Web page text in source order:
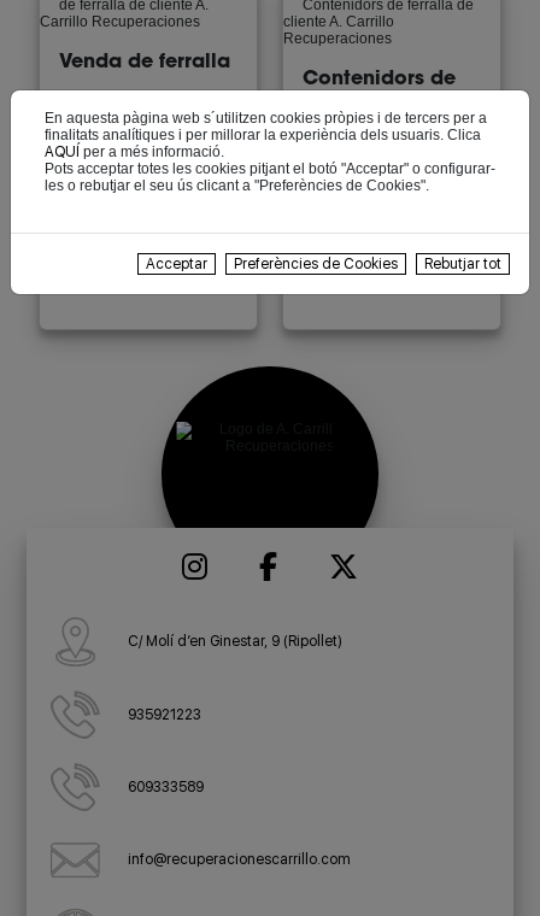
Venda de ferralla
Contenidors de
Gestió de residus
Recollida
industrial
C/ Molí d’en Ginestar, 9 (Ripollet)
935921223
609333589
info@recuperacionescarrillo.com
En aquesta pàgina web s´utilitzen cookies pròpies i de tercers per a
finalitats analítiques i per millorar la experiència dels usuaris. Clica
AQUÍ per a més informació.
Pots acceptar totes les cookies pitjant el botó "Acceptar" o configurar-
les o rebutjar el seu ús clicant a "Preferències de Cookies".
Acceptar Preferències de Cookies Rebutjar tot